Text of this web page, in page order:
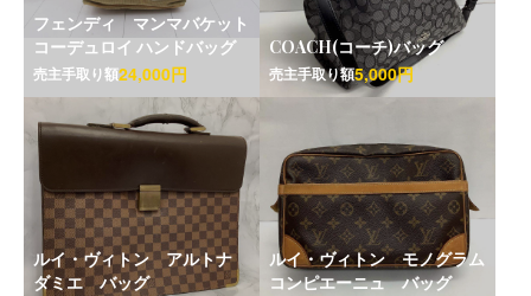
フェンディ マンマバケット
コーデュロイ ハンドバッグ
売主手取り額24,000円
COACH(コーチ)バッグ
売主手取り額5,000円
ルイ・ヴィトン アルトナ
ダミエ バッグ
ルイ・ヴィトン モノグラム
コンピエーニュ バッグ